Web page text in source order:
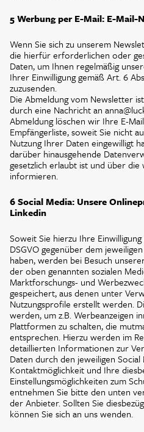
5 Werbung per E-Mail: E-
Wenn Sie sich zu unserem
die hierfür erforderlichen oder
Daten, um Ihnen regelmäßig
Ihrer Einwilligung gemäß Art. 6
zuzusenden.
Die Abmeldung vom Newsletter
durch eine Nachricht an
Abmeldung löschen wir Ihre E-
Empfängerliste, soweit Sie nicht
Nutzung Ihrer Daten eingewilligt
darüber hinausgehende
gesetzlich erlaubt ist und über
informieren.
6 Social Media: Unsere
Linkedin
Soweit Sie hierzu Ihre Einwilligung
DSGVO gegenüber dem
haben, werden bei Besuch
der oben genannten sozialen
Marktforschungs- und
gespeichert, aus denen unter
Nutzungsprofile erstellt werden.
werden, um z.B. Werbeanzeigen
Plattformen zu schalten, die
entsprechen. Hierzu werden im
detaillierten Informationen zur
Daten durch den jeweiligen
Kontaktmöglichkeit und Ihre
Einstellungsmöglichkeiten zum
entnehmen Sie bitte den unten
der Anbieter. Sollten Sie
können Sie sich an uns wenden.